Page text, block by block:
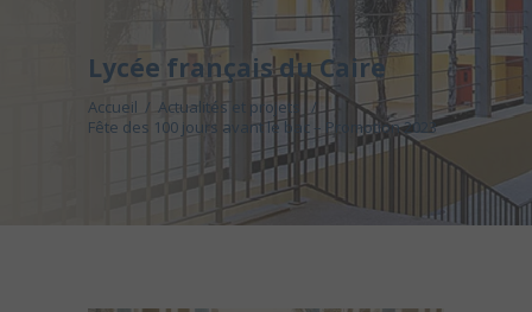
Lycée français du Caire
Accueil / Actualités et projets
/
Fête des 100 jours avant le bac – Promotion 2023